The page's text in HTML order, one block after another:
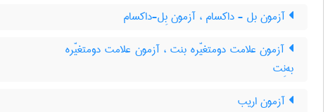
آزمون بل - داکسام ، آزمون بِل-داکسام
آزمون علامت دومتغیّره بنت ، آزمون علامت دومتغیّره
به‌نِت
آزمون اریب